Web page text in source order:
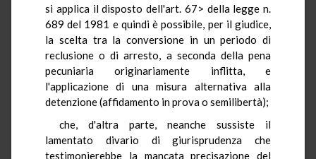
si applica il disposto dell'art. 67> della legge n.
689 del 1981 e quindi è possibile, per il giudice,
la scelta tra la conversione in un periodo di
reclusione o di arresto, a seconda della pena
pecuniaria originariamente inflitta, e
l'applicazione di una misura alternativa alla
detenzione (affidamento in prova o semilibertà);
che, d'altra parte, neanche sussiste il
lamentato divario di giurisprudenza che
testimonierebbe la mancata precisazione del